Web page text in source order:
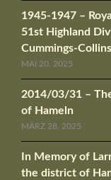
1945-1947 –
51st Highland
Cummings-
MAI 20, 2025
2014/03/31 –
of Hameln
MÄRZ 28, 2025
In Memory of
the district of